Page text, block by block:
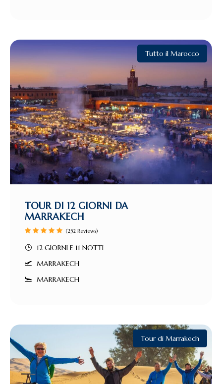
Tutto il Marocco
TOUR DI 12 GIORNI DA
MARRAKECH
12 GIORNI E 11 NOTTI
MARRAKECH
MARRAKECH
(252 Reviews)
Tour di Marrakech